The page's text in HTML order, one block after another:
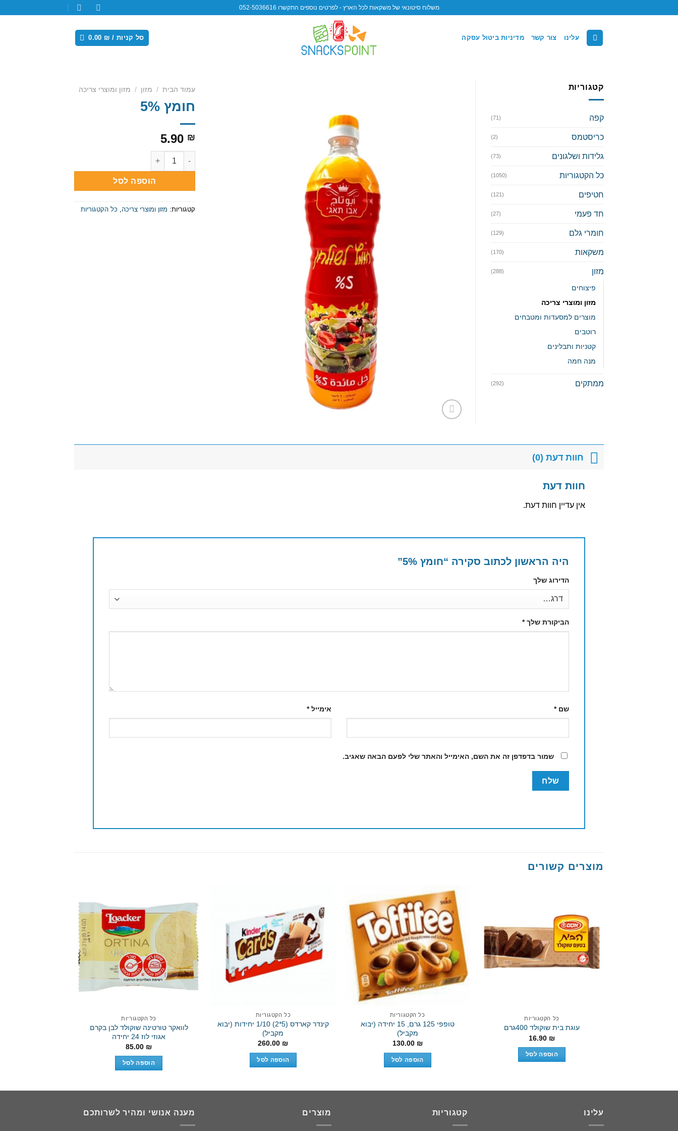
משלוח סיטונאי של משקאות לכל הארץ - לפרטים נוספים התקשרו 052-5036616
עלינו צור קשר מדיניות ביטול עסקה סל קניות / 0.00 ₪
עמוד הבית / מזון / מזון ומוצרי צריכה
חומץ 5%
5.90 ₪
כמות של חומץ 5%
הוספה לסל
קטגוריות: מזון ומוצרי צריכה כל הקטגוריות
קטגוריות
קפה (71)
כריסטמס (2)
גלידות ושלגונים (73)
כל הקטגוריות (1050)
חטיפים (121)
חד פעמי (27)
חומרי גלם (129)
משקאות (170)
מזון (288)
פיצוחים
מזון ומוצרי צריכה
מוצרים למסעדות ומטבחים
רוטבים
קטניות ותבלינים
מנה חמה
ממתקים (292)
חוות דעת (0)
חוות דעת
אין עדיין חוות דעת.
היה הראשון לכתוב סקירה “חומץ 5%”
הדירוג שלך
הביקורת שלך*
שם* אימייל*
שמור בדפדפן זה את השם, האימייל והאתר שלי לפעם הבאה שאגיב.
מוצרים קשורים
כל הקטגוריות
עוגת בית שוקולד 400גרם
16.90 ₪
הוספה לסל
Add to
wishlist
כל הקטגוריות
טופפי 125 גרם, 15 יחידה (יבוא
מקביל)
130.00 ₪
הוספה לסל
כל הקטגוריות
קינדר קארדס (5*2) 1/10 יחידות (יבוא
מקביל)
260.00 ₪
הוספה לסל
Add to
wishlist
כל הקטגוריות
לוואקר טורטינה שוקולד לבן בקרם
אגוזי לוז 24 יחידה
85.00 ₪
הוספה לסל
עלינו קטגוריות מוצרים מענה אנושי ומהיר לשרותכם